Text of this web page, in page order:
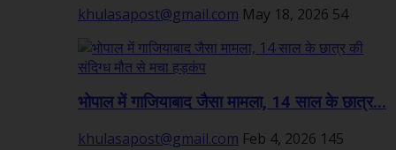
khulasapost@gmail.com May 18, 2026 54
भोपाल में गाजियाबाद जैसा मामला, 14 साल के छात्र...
khulasapost@gmail.com Feb 4, 2026 145